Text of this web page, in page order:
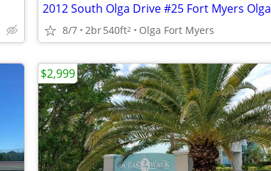
2012 South Olga Drive #25 Fort Myers Olga
8/7 2br540ft2 Olga Fort Myers
$2,999